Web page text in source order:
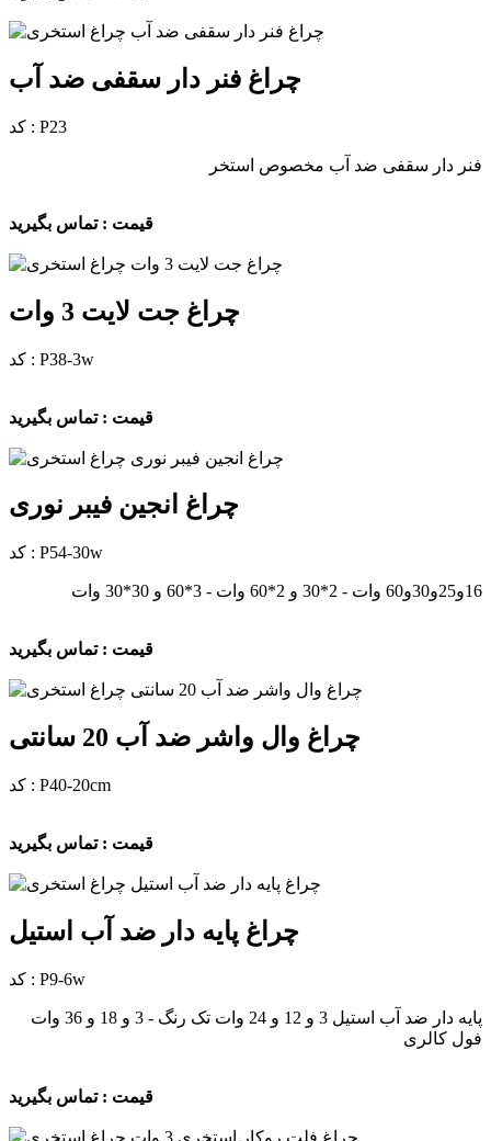
چراغ فنر دار سقفی ضد آب
کد : P23
فنر دار سقفی ضد آب مخصوص استخر
قیمت : تماس بگیرید
چراغ جت لایت 3 وات
کد : P38-3w
قیمت : تماس بگیرید
چراغ انجین فیبر نوری
کد : P54-30w
16و25و30و60 وات - 2*30 و 2*60 وات - 3*60 و 30*30 وات
قیمت : تماس بگیرید
چراغ وال واشر ضد آب 20 سانتی
کد : P40-20cm
قیمت : تماس بگیرید
چراغ پایه دار ضد آب استیل
کد : P9-6w
پایه دار ضد آب استیل 3 و 12 و 24 وات تک رنگ - 3 و 18 و 36 وات
فول کالری
قیمت : تماس بگیرید